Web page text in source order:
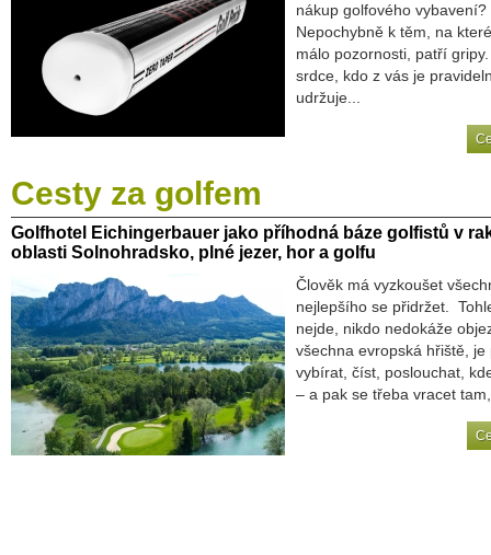
nákup golfového vybavení?
Nepochybně k těm, na
málo pozornosti, patří
srdce, kdo z vás je
udržuje...
Cesty za golfem
Golfhotel
Eichingerbauer jako příhodná báze golfistů v
oblasti Solnohradsko, plné jezer, hor a golfu
Člověk má vyzkoušet
nejlepšího se přidržet.
nejde, nikdo nedokáže
všechna evropská hřiště, je
vybírat, číst, poslouchat,
– a pak se třeba vracet